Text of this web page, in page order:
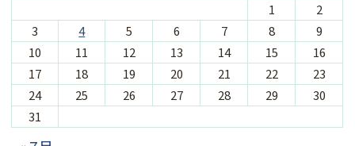
1
2
3
4 5 6 7 8
9
10
11 12 13 14 15
16
17
18 19 20 21 22
23
24
25 26 27 28 29
30
31